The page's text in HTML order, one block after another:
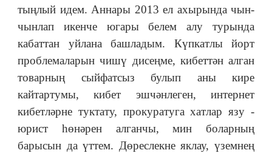
тыңлый идем. Аннары 2013 ел ахырында чын-
чынлап икенче югары белем алу турында
кабаттан уйлана башладым. Күпкатлы йорт
проблемаларын чишү дисеңме, кибеттән алган
товарның сыйфатсыз булып аны кире
кайтартумы, кибет эшчәнлеген, интернет
кибетләрне туктату, прокуратуга хатлар язу -
юрист һөнәрен алганчы, мин боларның
барысын да үттем. Дөреслекне яклау, үземнең